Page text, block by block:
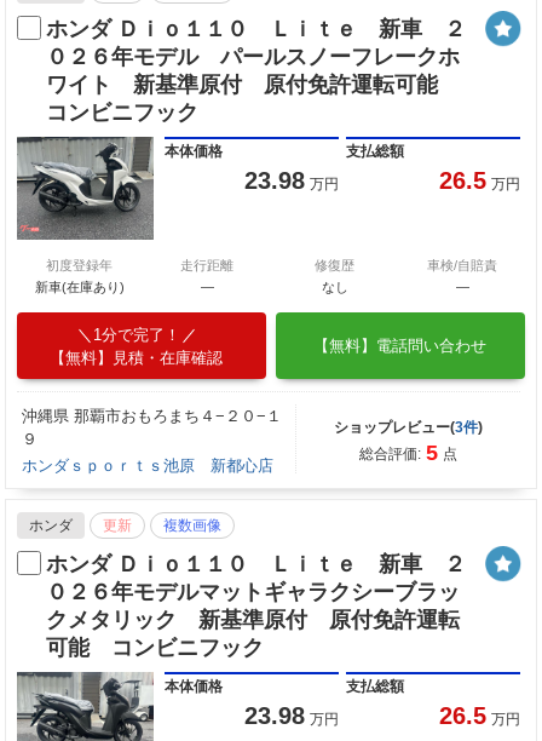
ホンダ Ｄｉｏ１１０ Ｌｉｔｅ 新車 ２
０２６年モデル パールスノーフレークホ
ワイト 新基準原付 原付免許運転可能
コンビニフック
本体価格
23.98 万円
支払総額
26.5 万円
初度登録年
新車(在庫あり)
走行距離
―
修復歴
なし
車検/自賠責
―
1分で完了！
【無料】見積・在庫確認
【無料】電話問い合わせ
沖縄県 那覇市おもろまち４−２０−１
９
ホンダｓｐｏｒｔｓ池原 新都心店
ショップレビュー(3件)
総合評価: 5 点
ホンダ 更新 複数画像
ホンダ Ｄｉｏ１１０ Ｌｉｔｅ 新車 ２
０２６年モデルマットギャラクシーブラッ
クメタリック 新基準原付 原付免許運転
可能 コンビニフック
本体価格
23.98 万円
支払総額
26.5 万円